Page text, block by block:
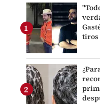
tiros